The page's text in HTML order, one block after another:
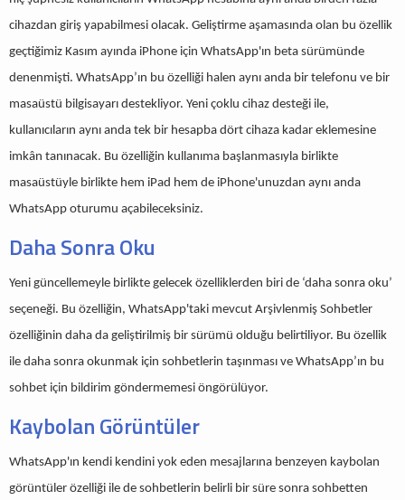
cihazdan giriş yapabilmesi olacak. Geliştirme aşamasında olan bu özellik
geçtiğimiz Kasım ayında iPhone için WhatsApp'ın beta sürümünde
denenmişti. WhatsApp’ın bu özelliği halen aynı anda bir telefonu ve bir
masaüstü bilgisayarı destekliyor. Yeni çoklu cihaz desteği ile,
kullanıcıların aynı anda tek bir hesapba dört cihaza kadar eklemesine
imkân tanınacak. Bu özelliğin kullanıma başlanmasıyla birlikte
masaüstüyle birlikte hem iPad hem de iPhone'unuzdan aynı anda
WhatsApp oturumu açabileceksiniz.
Daha Sonra Oku
Yeni güncellemeyle birlikte gelecek özelliklerden biri de ‘daha sonra oku’
seçeneği. Bu özelliğin, WhatsApp'taki mevcut Arşivlenmiş Sohbetler
özelliğinin daha da geliştirilmiş bir sürümü olduğu belirtiliyor. Bu özellik
ile daha sonra okunmak için sohbetlerin taşınması ve WhatsApp’ın bu
sohbet için bildirim göndermemesi öngörülüyor.
Kaybolan Görüntüler
WhatsApp'ın kendi kendini yok eden mesajlarına benzeyen kaybolan
görüntüler özelliği ile de sohbetlerin belirli bir süre sonra sohbetten